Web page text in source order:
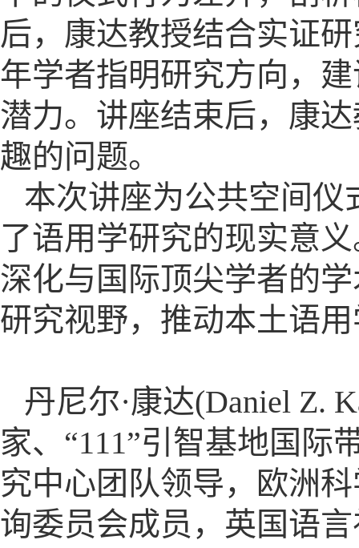
后，康达教授结合实证
年学者指明研究方向，
潜力。讲座结束后，康
趣的问题。
本次讲座为公共空间
了语用学研究的现实意
深化与国际顶尖学者的
研究视野，推动本土语
丹尼尔·康达(Daniel Z.
家、“111”引智基地国际
究中心团队领导，欧洲科
询委员会成员，英国语